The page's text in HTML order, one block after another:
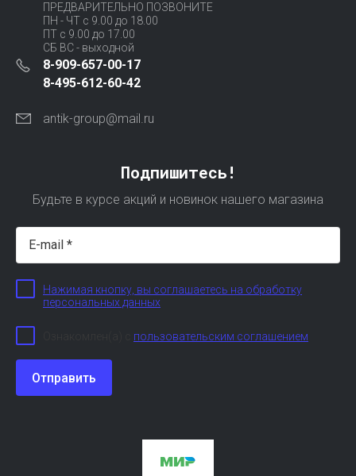
ПРЕДВАРИТЕЛЬНО ПОЗВОНИТЕ
ПН - ЧТ с 9.00 до 18.00
ПТ с 9.00 до 17.00
СБ ВС - выходной
8-909-657-00-17
8-495-612-60-42
antik-group@mail.ru
Подпишитесь!
Будьте в курсе акций и новинок нашего магазина
Нажимая кнопку, вы соглашаетесь на обработку
персональных данных
пользовательским соглашением
Отправить